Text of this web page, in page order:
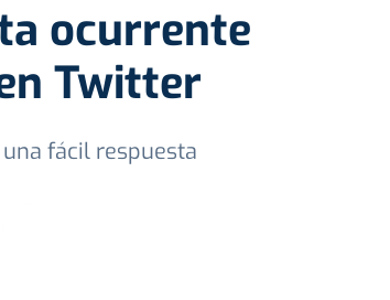
ocurrente
Twitter
fácil respuesta